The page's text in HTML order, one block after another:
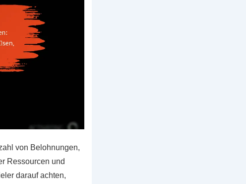
von Belohnungen,
Ressourcen und
darauf achten,